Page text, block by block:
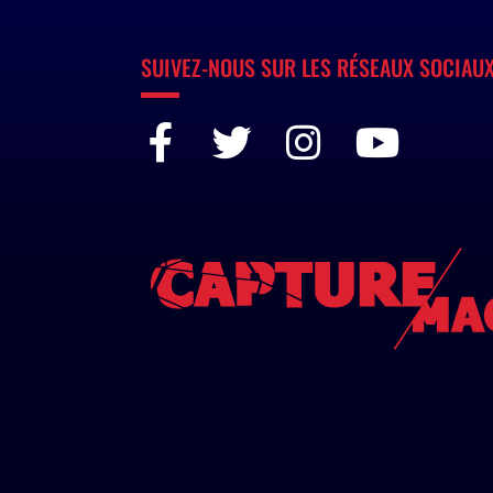
SUIVEZ-NOUS SUR LES RÉSEAUX